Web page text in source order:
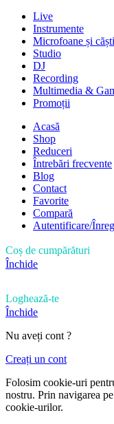
Live
Instrumente
Microfoane și căști
Studio
DJ
Recording
Multimedia &
Promoții
Acasă
Shop
Reduceri
Întrebări frecvente
Blog
Contact
Favorite
Compară
Autentificare/
Coș de cumpărături
Închide
Loghează-te
Închide
Nu aveți cont ?
Creați un cont
Folosim cookie-uri
nostru. Prin navigarea
cookie-urilor.